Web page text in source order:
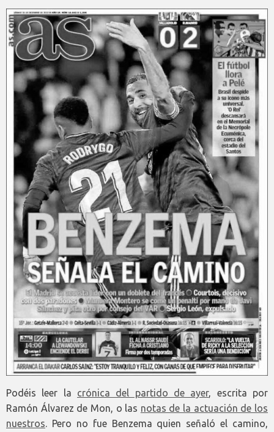
Podéis leer la crónica del partido de ayer, escrita por
Ramón Álvarez de Mon, o las notas de la actuación de los
nuestros. Pero no fue Benzema quien señaló el camino,